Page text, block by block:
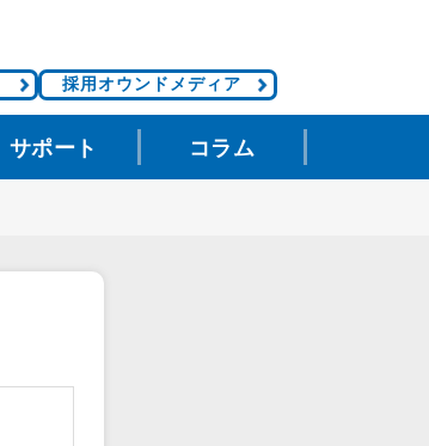
採用オウンドメディア
サポート コラム